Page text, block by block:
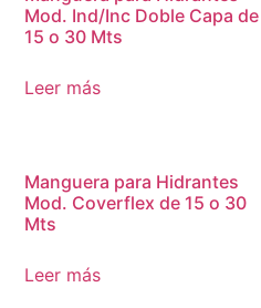
Mod. Ind/Inc Doble Capa de
15 o 30 Mts
Leer más
Manguera para Hidrantes
Mod. Coverflex de 15 o 30
Mts
Leer más